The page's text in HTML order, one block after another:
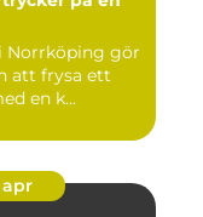
Norrköping gör
att frysa ett
en k...
apr